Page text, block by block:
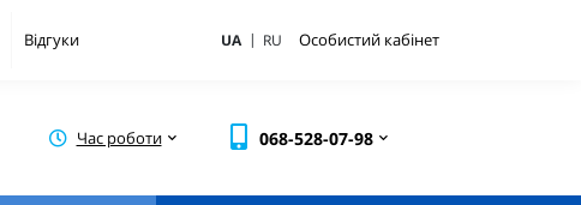
Відгуки UA | RU Особистий кабінет
Час роботи 068-528-07-98